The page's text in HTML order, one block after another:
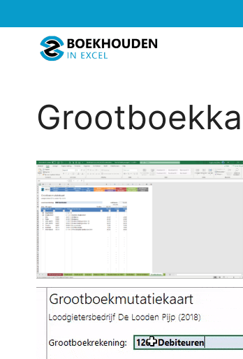
naar